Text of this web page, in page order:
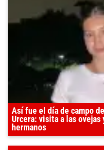
Así fue el día de campo
Urcera: visita a las
hermanos